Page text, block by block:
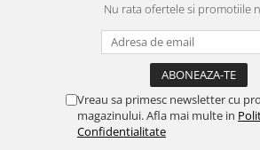
Nu rata ofertele si promotiile
Vreau sa primesc newsletter cu
magazinului. Afla mai multe in
Confidentialitate